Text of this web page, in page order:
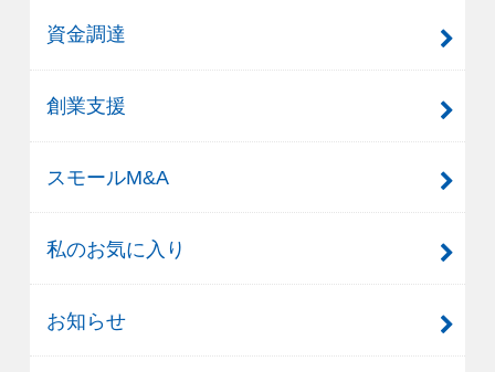
資金調達
創業支援
スモールM&A
私のお気に入り
お知らせ